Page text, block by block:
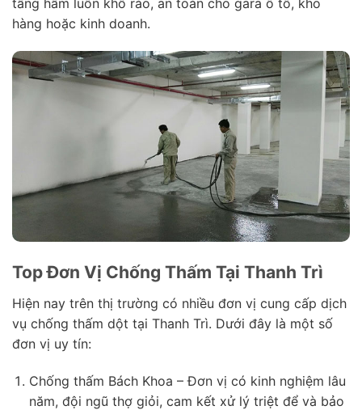
tầng hầm luôn khô ráo, an toàn cho gara ô tô, kho
hàng hoặc kinh doanh.
Top Đơn Vị Chống Thấm Tại Thanh Trì
Hiện nay trên thị trường có nhiều đơn vị cung cấp dịch
vụ chống thấm dột tại Thanh Trì. Dưới đây là một số
đơn vị uy tín:
Chống thấm Bách Khoa – Đơn vị có kinh nghiệm lâu
năm, đội ngũ thợ giỏi, cam kết xử lý triệt để và bảo